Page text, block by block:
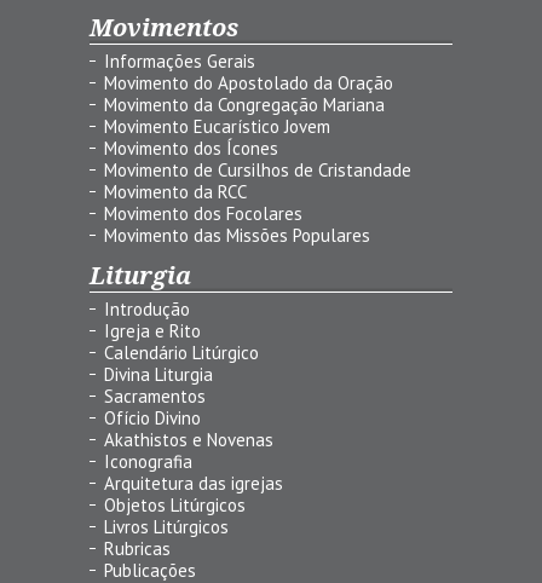
Movimentos
Informações Gerais
Movimento do Apostolado da Oração
Movimento da Congregação Mariana
Movimento Eucarístico Jovem
Movimento dos Ícones
Movimento de Cursilhos de Cristandade
Movimento da RCC
Movimento dos Focolares
Movimento das Missões Populares
Liturgia
Introdução
Igreja e Rito
Calendário Litúrgico
Divina Liturgia
Sacramentos
Ofício Divino
Akathistos e Novenas
Iconografia
Arquitetura das igrejas
Objetos Litúrgicos
Livros Litúrgicos
Rubricas
Publicações